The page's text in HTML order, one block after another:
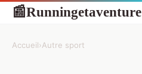
📰Runningetaventure
Accueil›Autre sport